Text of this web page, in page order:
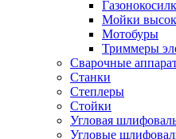
Мойки
Мотобуры
Триммеры
Сварочные
Станки
Степлеры
Стойки
Угловая
Угловые